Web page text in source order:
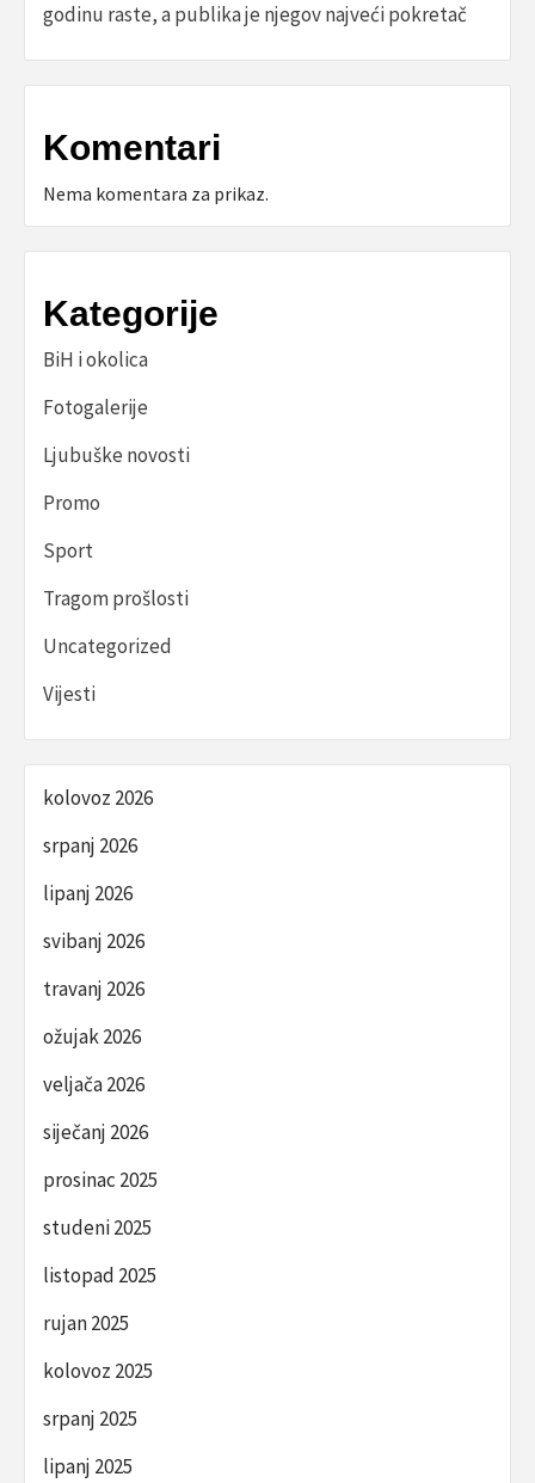
godinu raste, a publika je njegov najveći pokretač
Komentari
Nema komentara za prikaz.
Kategorije
BiH i okolica
Fotogalerije
Ljubuške novosti
Promo
Sport
Tragom prošlosti
Uncategorized
Vijesti
kolovoz 2026
srpanj 2026
lipanj 2026
svibanj 2026
travanj 2026
ožujak 2026
veljača 2026
siječanj 2026
prosinac 2025
studeni 2025
listopad 2025
rujan 2025
kolovoz 2025
srpanj 2025
lipanj 2025